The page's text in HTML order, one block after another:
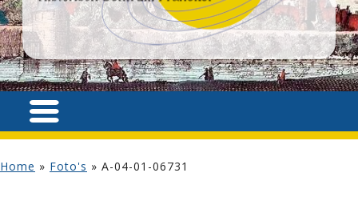
Home » Foto's » A-04-01-06731